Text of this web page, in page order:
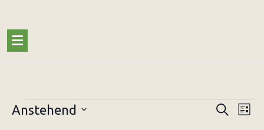
Veranstaltungen Suche
Liste
Anstehend